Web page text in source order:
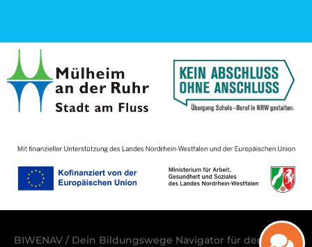
BIWENAV / Dein Bildungswege Navigator für den Raum